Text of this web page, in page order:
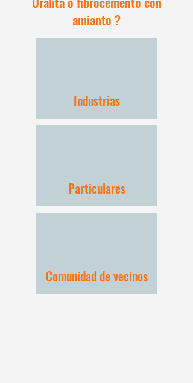
amianto ?
Industrias
Particulares
Comunidad de vecinos